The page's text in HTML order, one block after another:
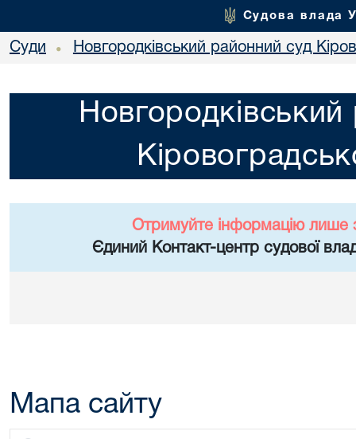
Судова влада
Суди • Новгородківський районний суд
Отримуйте інформацію лише
Єдиний Контакт-центр судової
Мапа сайту